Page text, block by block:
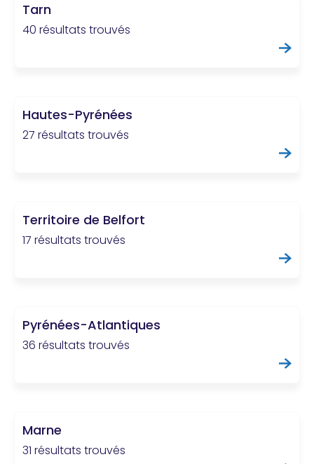
Tarn
40 résultats trouvés
Hautes-Pyrénées
27 résultats trouvés
Territoire de Belfort
17 résultats trouvés
Pyrénées-Atlantiques
36 résultats trouvés
Marne
31 résultats trouvés